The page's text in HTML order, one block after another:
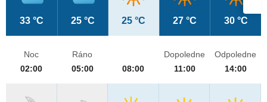
33 °C 25 °C 25 °C 27 °C 30 °C
Noc
02:00
Ráno
05:00
08:00
Dopoledne
11:00
Odpoledne
14:00